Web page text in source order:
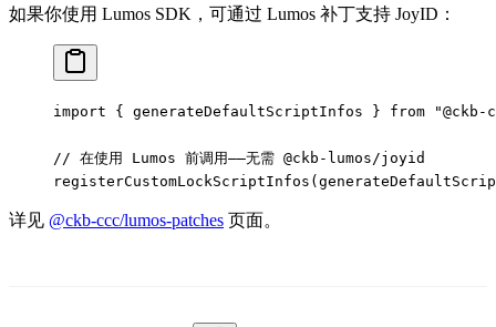
如果你使用 Lumos SDK，可通过 Lumos 补丁支持 JoyID：
import { generateDefaultScriptInfos } from "@ckb-
// 在使用 Lumos 前调用——无需 @ckb-lumos/joyid
registerCustomLockScriptInfos (
详见 @ckb-ccc/lumos-patches 页面。